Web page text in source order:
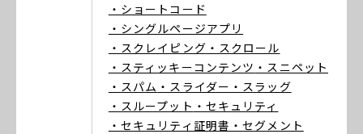
・ショートコード
・シングルページアプリ
・スクレイピング ・スクロール
・スティッキーコンテンツ ・スニペット
・スパム ・スライダー ・スラッグ
・スループット ・セキュリティ
・セキュリティ証明書 ・セグメント